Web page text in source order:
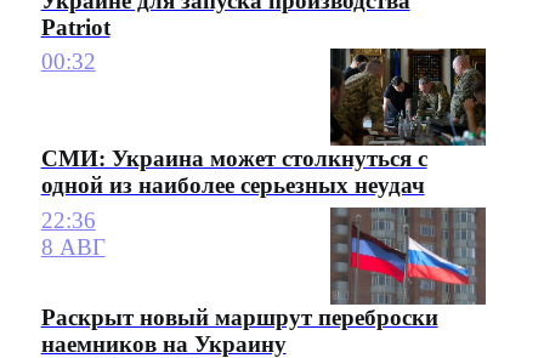
Patriot
00:32
СМИ: Украина может столкнуться с
одной из наиболее серьезных неудач
22:36
8 АВГ
Раскрыт новый маршрут переброски
наемников на Украину